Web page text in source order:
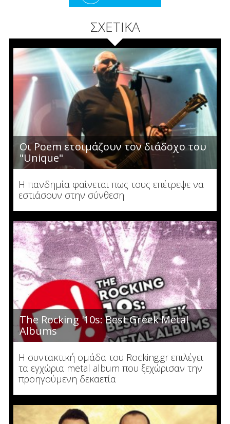
ΣΧΕΤΙΚΑ
Οι Poem ετοιμάζουν τον διάδοχο του
"Unique"
Η πανδημία φαίνεται πως τους επέτρεψε να
εστιάσουν στην σύνθεση
The Rocking '10s: Best Greek Metal
Albums
Η συντακτική ομάδα του Rocking.gr επιλέγει
τα εγχώρια metal album που ξεχώρισαν την
προηγούμενη δεκαετία